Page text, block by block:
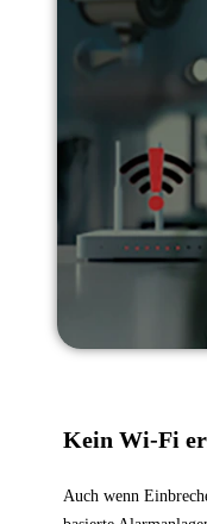
Kein Wi-Fi
Auch wenn